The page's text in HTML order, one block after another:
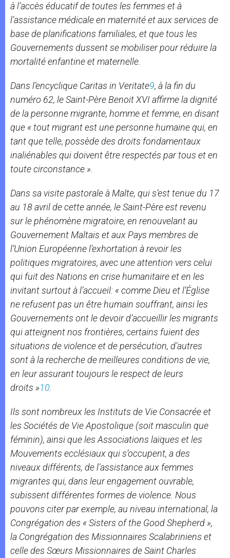
à l’accès éducatif de toutes les femmes et à
l’assistance médicale en maternité et aux services de
base de planifications familiales, et que tous les
Gouvernements dussent se mobiliser pour réduire la
mortalité enfantine et maternelle.
Dans l’encyclique Caritas in Veritate9, à la fin du
numéro 62, le Saint-Père Benoit XVI affirme la dignité
de la personne migrante, homme et femme, en disant
que «tout migrant est une personne humaine qui, en
tant que telle, possède des droits fondamentaux
inaliénables qui doivent être respectés par tous et en
toute circonstance».
Dans sa visite pastorale à Malte, qui s’est tenue du 17
au 18 avril de cette année, le Saint-Père est revenu
sur le phénomène migratoire, en renouvelant au
Gouvernement Maltais et aux Pays membres de
l’Union Européenne l’exhortation à revoir les
politiques migratoires, avec une attention vers celui
qui fuit des Nations en crise humanitaire et en les
invitant surtout à l’accueil: «comme Dieu et l’Église
ne refusent pas un être humain souffrant, ainsi les
Gouvernements ont le devoir d’accueillir les migrants
qui atteignent nos frontières, certains fuient des
situations de violence et de persécution, d’autres
sont à la recherche de meilleures conditions de vie,
en leur assurant toujours le respect de leurs
droits »10
Ils sont nombreux les Instituts de Vie Consacrée et
les Sociétés de Vie Apostolique (soit masculin que
féminin), ainsi que les Associations laïques et les
Mouvements ecclésiaux qui s’occupent, a des
niveaux différents, de l’assistance aux femmes
migrantes qui, dans leur engagement ouvrable,
subissent différentes formes de violence. Nous
pouvons citer par exemple, au niveau international, la
Congrégation des «Sisters of the Good Shepherd»,
la Congrégation des Missionnaires Scalabriniens et
celle des Sœurs Missionnaires de Saint Charles